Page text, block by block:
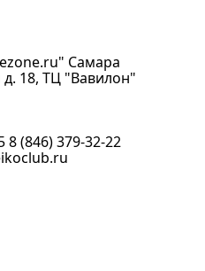
Самара
д. 18, ТЦ "Вавилон"
8 (846) 379-32-22